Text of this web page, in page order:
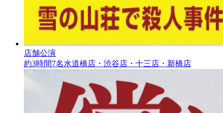
店舗公演
約3時間7名水道橋店・渋谷店・十三店・新橋店